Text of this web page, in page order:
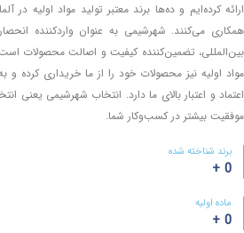
ارائه کرده‌ایم و ده‌ها برند معتبر تولید مواد اولیه در
همکاری می‌کنند. شهرشیمی به عنوان واردکننده
بین‌المللی، تضمین‌کننده کیفیت و اصالت محصولات
مواد اولیه نیز محصولات خود را از ما خریداری کرده و
اعتماد و اعتبار بالای ما دارد. انتخاب شهرشیمی یعنی
موفقیت بیشتر در کسب‌وکار شما.
برند شناخته شده
0
+
ماده اولیه
0
+